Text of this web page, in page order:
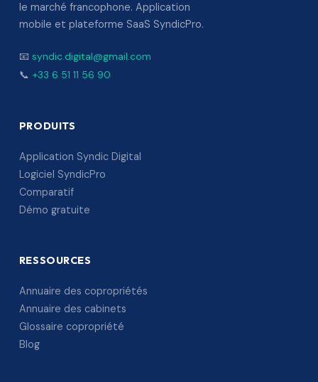
le marché francophone. Application
mobile et plateforme SaaS SyndicPro.
📧 syndic.digital@gmail.com
📞 +33 6 51 11 56 90
PRODUITS
Application Syndic Digital
Logiciel SyndicPro
Comparatif
Démo gratuite
RESSOURCES
Annuaire des copropriétés
Annuaire des cabinets
Glossaire copropriété
Blog